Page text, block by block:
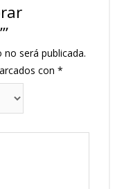
será publicada.
con *